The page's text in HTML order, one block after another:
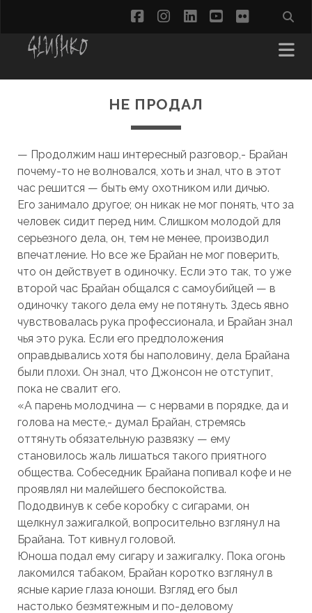
facebookinstagram
linkedin
youtube
flickr
НЕ ПРОДАЛ
— Продолжим наш интересный разговор,- Брайан
почему-то не волновался, хоть и знал, что в этот
час решится — быть ему охотником или дичью.
Его занимало другое; он никак не мог понять, что за
человек сидит перед ним. Слишком молодой для
серьезного дела, он, тем не менее, производил
впечатление. Но все же Брайан не мог поверить,
что он действует в одиночку. Если это так, то уже
второй час Брайан общался с самоубийцей — в
одиночку такого дела ему не потянуть. Здесь явно
чувствовалась рука профессионала, и Брайан знал
чья это рука. Если его предположения
оправдывались хотя бы наполовину, дела Брайана
были плохи. Он знал, что Джонсон не отступит,
пока не свалит его.
«А парень молодчина — с нервами в порядке, да и
голова на месте,- думал Брайан, стремясь
оттянуть обязательную развязку — ему
становилось жаль лишаться такого приятного
общества. Собеседник Брайана попивал кофе и не
проявлял ни малейшего беспокойства.
Пододвинув к себе коробку с сигарами, он
щелкнул зажигалкой, вопросительно взглянул на
Брайана. Тот кивнул головой.
Юноша подал ему сигару и зажигалку. Пока огонь
лакомился табаком, Брайан коротко взглянул в
ясные карие глаза юноши. Взгляд его был
настолько безмятежным и по-деловому